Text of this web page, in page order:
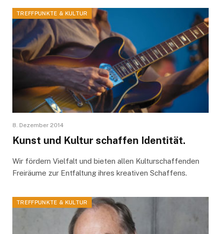
TREFFPUNKTE & KULTUR
8. Dezember 2014
Kunst und Kultur schaffen Identität.
Wir fördern Vielfalt und bieten allen Kulturschaffenden
Freiräume zur Entfaltung ihres kreativen Schaffens.
TREFFPUNKTE & KULTUR